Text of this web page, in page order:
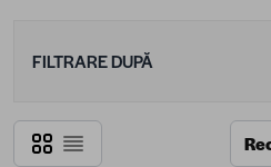
FILTRARE DUPĂ
Grilă
Listă